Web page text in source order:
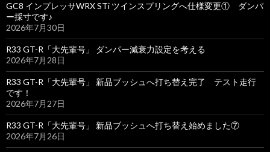
GC8 インプレッサWRX STi ツインスプリングへ仕様変更① ダンパ
ー採寸です♪
2026年7月30日
R33 GT-R「大先輩号」 ダンパー減衰力設定を考える
2026年7月28日
R33 GT-R「大先輩号」 新品ブッシュへ打ち替え完了 テスト走行
です！
2026年7月27日
R33 GT-R「大先輩号」 新品ブッシュへ打ち替え始めました⑦
2026年7月26日